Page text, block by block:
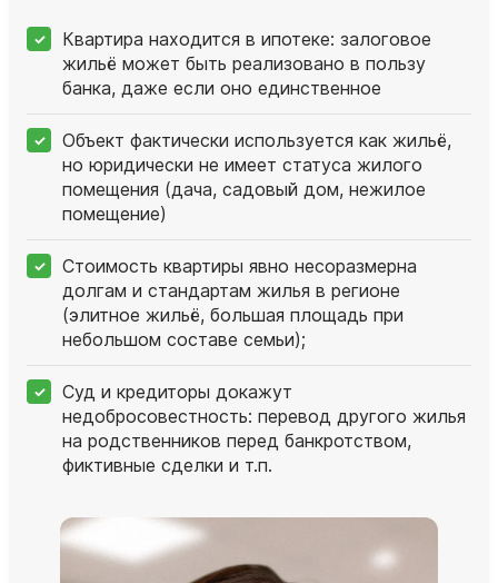
Квартира находится в ипотеке: залоговое
жильё может быть реализовано в пользу
банка, даже если оно единственное
Объект фактически используется как жильё,
но юридически не имеет статуса жилого
помещения (дача, садовый дом, нежилое
помещение)
Стоимость квартиры явно несоразмерна
долгам и стандартам жилья в регионе
(элитное жильё, большая площадь при
небольшом составе семьи);
Суд и кредиторы докажут
недобросовестность: перевод другого жилья
на родственников перед банкротством,
фиктивные сделки и т.п.